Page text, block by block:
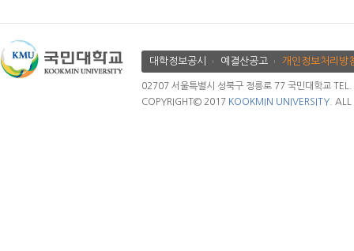
대학정보공시 예결산공고 개인정보처리방
02707 서울특별시 성북구 정릉로 77 국민대학교
COPYRIGHT© 2017 KOOKMIN UNIVERSITY. ALL